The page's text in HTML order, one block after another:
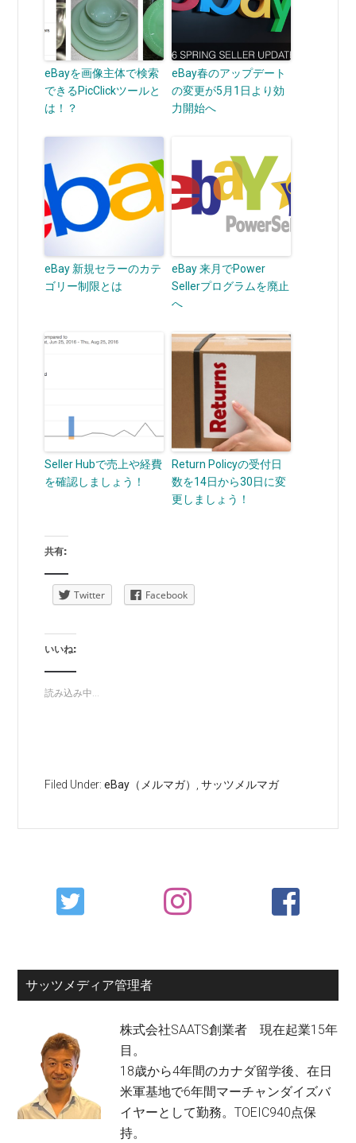
eBayを画像主体で検索
できるPicClickツールと
は！？
eBay春のアップデート
の変更が5月1日より効
力開始へ
eBay 新規セラーのカテ
ゴリー制限とは
eBay 来月でPower
Sellerプログラムを廃止
へ
Seller Hubで売上や経費
を確認しましょう！
Return Policyの受付日
数を14日から30日に変
更しましょう！
共有:
Twitter Facebook
いいね:
読み込み中...
Filed Under:eBay（メルマガ） ,サッツメルマガ
Primary
Sidebar
サッツメディア管理者
株式会社SAATS創業者 現在起業15年
目。
18歳から4年間のカナダ留学後、在日
米軍基地で6年間マーチャンダイズバ
イヤーとして勤務。TOEIC940点保
持。